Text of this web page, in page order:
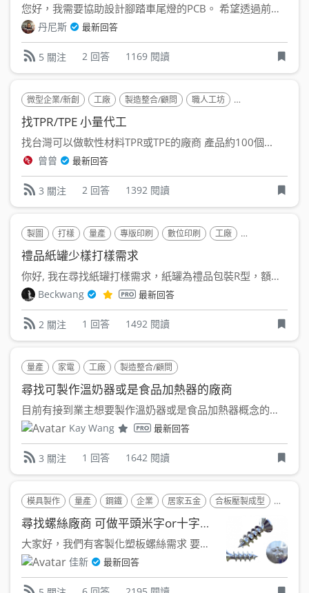
您好，我需要協助設計腳踏車尾燈的PCB。 希望透過前期付...
丹尼斯 最新回答
5 關注 2 回答 1169 閱讀
微型企業/新創 工廠 製造整合/顧問 職人工坊 熱塑性橡膠 (TPE)
找TPR/TPE 小量代工
找台灣可以做軟性材料TPR或TPE的廠商 產品約100個...
曾曾 最新回答
3 關注 2 回答 1392 閱讀
製圖 打樣 量產 專版印刷 數位印刷 工廠 設計公司
禮品紙罐少樣打樣需求
你好, 我在尋找紙罐打樣需求，紙罐為禮品包裝R型，額外上方...
Beckwang 最新回答
2 關注 1 回答 1492 閱讀
量產 家電 工廠 製造整合/顧問
尋找可製作溫奶器或是食品加熱器的廠商
目前有接到業主想要製作溫奶器或是食品加熱器概念的專案我們現...
Kay Wang 最新回答
3 關注 1 回答 1642 閱讀
模具製作 量產 鋼鐵 企業 居家五金 合板壓製成型 工廠
尋找螺絲廠商 可做平頭米字or十字割溝螺絲
大家好，我們有客製化塑板螺絲需求 要用平頭且做米字or十...
佳新 最新回答